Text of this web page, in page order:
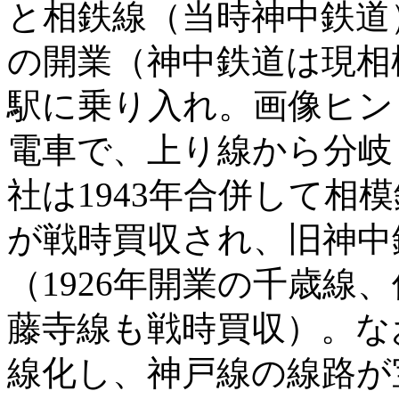
と相鉄線（当時神中鉄
の開業（神中鉄道は現
駅に乗り入れ。画像ヒ
電車で、上り線から分
社は1943年合併して相
が戦時買収され、旧神
（1926年開業の千歳線
藤寺線も戦時買収）。
線化し、神戸線の線路